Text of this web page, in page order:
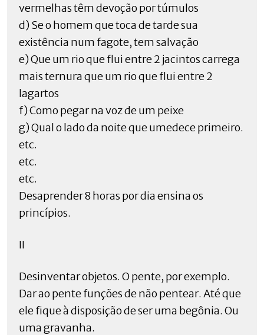
vermelhas têm devoção por túmulos
d) Se o homem que toca de tarde sua
existência num fagote, tem salvação
e) Que um rio que flui entre 2 jacintos carrega
mais ternura que um rio que flui entre 2
lagartos
f) Como pegar na voz de um peixe
g) Qual o lado da noite que umedece primeiro.
etc.
etc.
etc.
Desaprender 8 horas por dia ensina os
princípios.
II
Desinventar objetos. O pente, por exemplo.
Dar ao pente funções de não pentear. Até que
ele fique à disposição de ser uma begônia. Ou
uma gravanha.